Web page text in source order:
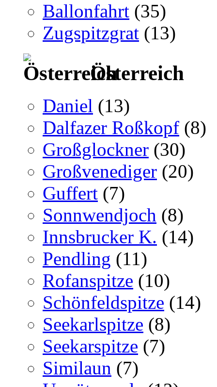
Ballonfahrt (35)
Zugspitzgrat (13)
Österreich
Daniel (13)
Dalfazer Roßkopf (8)
Großglockner (30)
Großvenediger (20)
Guffert (7)
Sonnwendjoch (8)
Innsbrucker K. (14)
Pendling (11)
Rofanspitze (10)
Schönfeldspitze (14)
Seekarlspitze (8)
Seekarspitze (7)
Similaun (7)